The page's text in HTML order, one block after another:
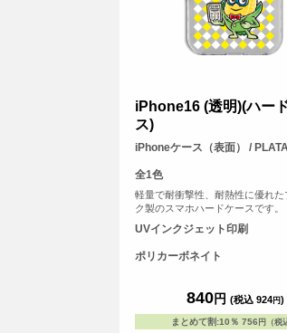
iPhone16 (透明)(ハー
ス)
iPhoneケース（表面） /
全1色
軽量で耐衝撃性、耐熱性に優れた
ク製のスマホハードケースです。
UVインクジェット印刷
ポリカーボネイト
840円 (税込 924円)
まとめて割:10％ 756 円（税